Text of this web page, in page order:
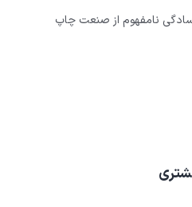
سادگی نامفهوم از صنعت چاپ